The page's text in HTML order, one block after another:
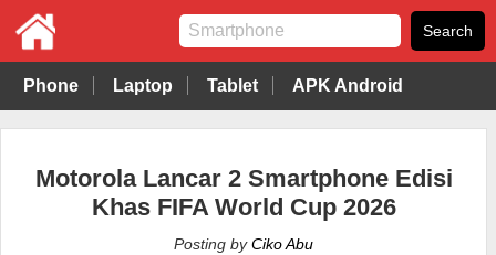
Phone Laptop Tablet APK Android
Motorola Lancar 2 Smartphone Edisi
Khas FIFA World Cup 2026
Posting byCiko Abu